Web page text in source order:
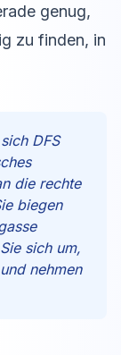
genug,
zu finden, in
DFS
die rechte
biegen
sich um,
nehmen